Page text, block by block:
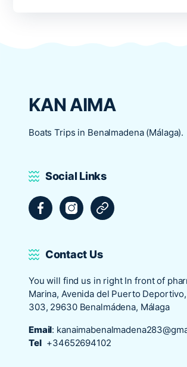
KAN AIMA
Boats Trips in Benalmadena (Málaga).
Social Links
FacebookInstagramTripadvisor
Contact Us
You will find us in right In front of
Marina, Avenida del Puerto
303, 29630 Benalmádena, Málaga
Email:
Tel +34652694102